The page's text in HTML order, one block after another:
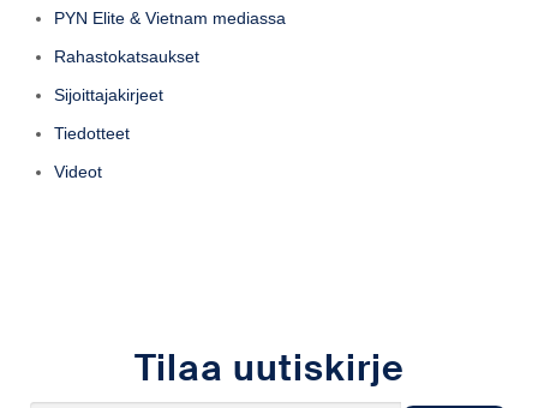
PYN Elite & Vietnam mediassa
Rahastokatsaukset
Sijoittajakirjeet
Tiedotteet
Videot
Tilaa uutiskirje